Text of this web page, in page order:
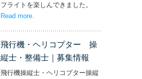
フライトを楽しんできました。
Read more
飛行機・ヘリコプター 操
縦士・整備士｜募集情報
飛行機操縦士・ヘリコプター操縦